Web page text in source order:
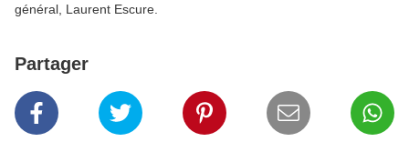
général, Laurent Escure.
Partager